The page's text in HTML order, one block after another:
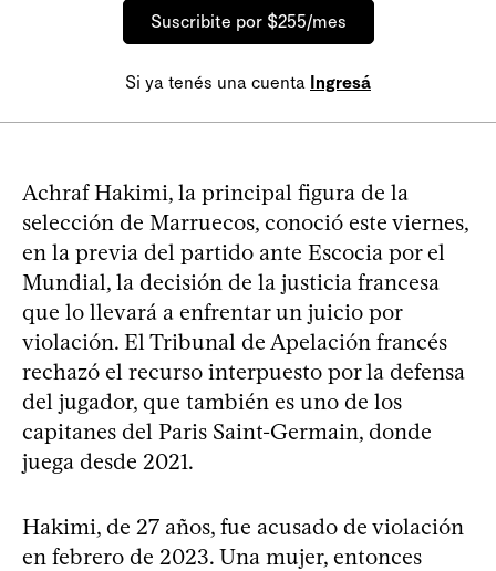
Suscribite por $255/mes
Si ya tenés una cuenta Ingresá
Achraf Hakimi, la principal figura de la
selección de Marruecos, conoció este viernes,
en la previa del partido ante Escocia por el
Mundial, la decisión de la justicia francesa
que lo llevará a enfrentar un juicio por
violación. El Tribunal de Apelación francés
rechazó el recurso interpuesto por la defensa
del jugador, que también es uno de los
capitanes del Paris Saint-Germain, donde
juega desde 2021.
Hakimi, de 27 años, fue acusado de violación
en febrero de 2023. Una mujer, entonces